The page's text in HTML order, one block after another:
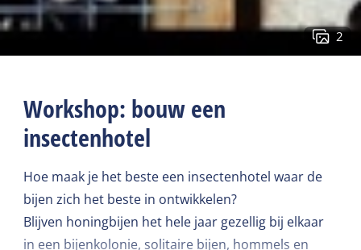
2
Workshop: bouw een
insectenhotel
Hoe maak je het beste een insectenhotel waar de
bijen zich het beste in ontwikkelen?
Blijven honingbijen het hele jaar gezellig bij elkaar
in een bijenkolonie, solitaire bijen, hommels en